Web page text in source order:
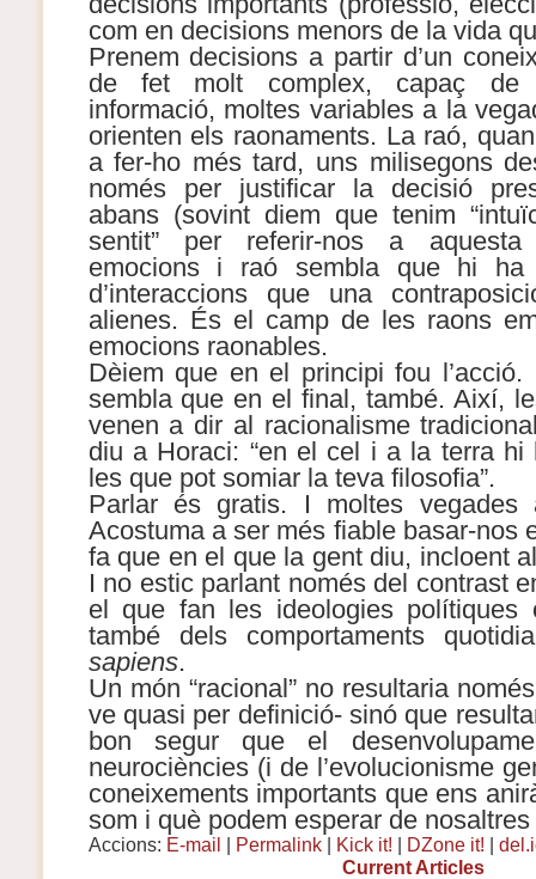
com en decisions menors de la vida
Prenem decisions a partir d’un
de fet molt complex, capaç de
informació, moltes variables a la
orienten els raonaments. La raó,
a fer-ho més tard, uns milisegons
només per justificar la decisió
abans (sovint diem que tenim
sentit” per referir-nos a aquesta
emocions i raó sembla que hi ha
d’interaccions que una
alienes. És el camp de les raons
emocions raonables.
Dèiem que en el principi fou
sembla que en el final, també. Així,
venen a dir al racionalisme
diu a Horaci: “en el cel i a la terra hi
les que pot somiar la teva filosofia”.
Parlar és gratis. I moltes
Acostuma a ser més fiable basar-nos
fa que en el que la gent diu, incloent
I no estic parlant només del contrast
el que fan les ideologies polítiques
també dels comportaments
sapiens.
Un món “racional” no resultaria
ve quasi per definició- sinó que
bon segur que el
neurociències (i de l’evolucionisme
coneixements importants que ens
som i què podem esperar de
Accions: E-mail | Permalink| Kick it! | DZone it! |
Current Articles